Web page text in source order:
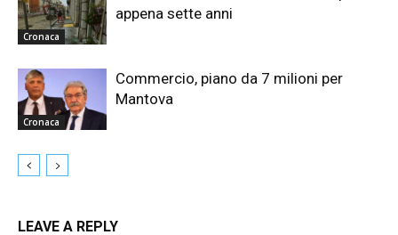
Cronaca
appena sette anni
Cronaca
Commercio, piano da 7 milioni per
Mantova
LEAVE A REPLY